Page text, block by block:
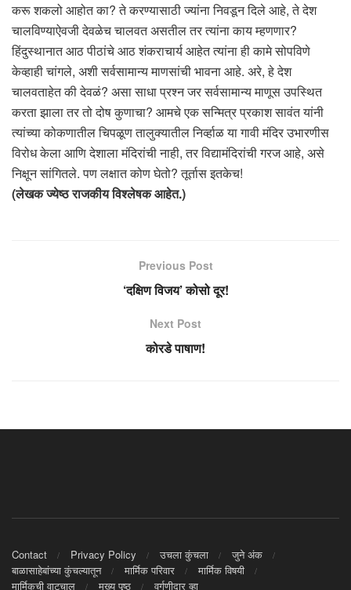
करू शकलो आहोत का? ते करण्यासाठी ज्यांना निवडून दिले आहे, ते देश
चालविण्याऐवजी देवळेच चालवत असतील तर त्यांना काय म्हणणार?
हिंदुस्थानात आठ पीठांचे आठ शंकराचार्य आहेत त्यांना ही कामे सोपविणे
केव्हाही चांगले, अशी सर्वसामान्य माणसांची भावना आहे. अरे, हे देश
चालवताहेत की देवळं? असा साधा प्रश्न जर सर्वसामान्य माणूस उपस्थित
करता झाला तर तो दोष कुणाचा? आमचे एक सन्मित्र प्रकाश सावंत यांनी
त्यांच्या कोकणातील चिपळूण तालुक्यातील निर्व्हाळ या गावी मंदिर उभारणीस
विरोध केला आणि देशाला मंदिरांची नाही, तर विद्यामंदिरांची गरज आहे, असे
निक्षून सांगितले. पण लक्षात कोण घेतो? तूर्तास इतकेच!
(लेखक ज्येष्ठ राजकीय विश्लेषक आहेत.)
Previous Post
‘दक्षिण विजय’ कोसो दूर!
Next Post
कोरडे पाषाण!
Contact Privacy Policy उचला कुंचला
जुने अंक
बाळासाहेबांच्या कुंचल्यातून
मार्मिक परिवार
मार्मिक विषयी
मार्मिकची वाटचाल
मुख्य पृष्ठ वर्गणीदार व्हा